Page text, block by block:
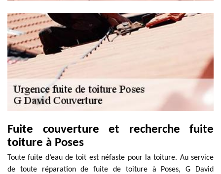
Fuite couverture et recherche fuite
toiture à Poses
Toute fuite d’eau de toit est néfaste pour la toiture. Au service
de toute réparation de fuite de toiture à Poses, G David